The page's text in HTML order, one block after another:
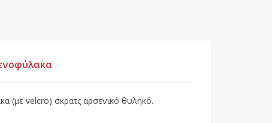
(με velcro) σκρατς αρσενικό θυληκό.